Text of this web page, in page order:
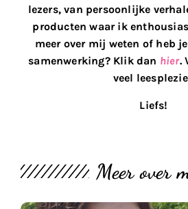
lezers, van persoonlijke
producten waar ik
meer over mij weten of heb
samenwerking? Klik dan hier.
veel
Liefs!
Meer over